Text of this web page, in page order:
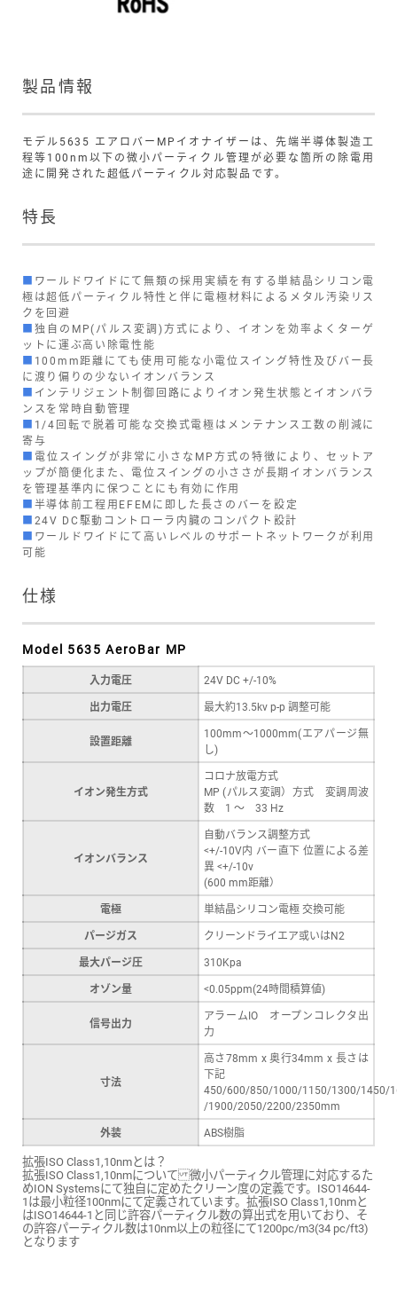
製品情報
モデル5635 エアロバーMPイオナイザーは、先端半導体製造工
程等100nm以下の微小パーティクル管理が必要な箇所の除電用
途に開発された超低パーティクル対応製品です。
特長
■ ワールドワイドにて無類の採用実績を有する単結晶シリコン電
極は超低パーティクル特性と伴に電極材料によるメタル汚染リス
クを回避
■独自のMP(パルス変調)方式により、イオンを効率よくターゲ
ットに運ぶ高い除電性能
■ 100mm距離にても使用可能な小電位スイング特性及びバー長
に渡り偏りの少ないイオンバランス
■ インテリジェント制御回路によりイオン発生状態とイオンバラ
ンスを常時自動管理
■ 1/4回転で脱着可能な交換式電極はメンテナンス工数の削減に
寄与
■ 電位スイングが非常に小さなMP方式の特徴により、セットア
ップが簡便化また、電位スイングの小ささが長期イオンバランス
を管理基準内に保つことにも有効に作用
■半導体前工程用EFEMに即した長さのバーを設定
■24V DC駆動コントローラ内臓のコンパクト設計
■ ワールドワイドにて高いレベルのサポートネットワークが利用
可能
仕様
Model 5635 AeroBar MP
入力電圧
24V DC +/-10%
出力電圧
最大約13.5kv p-p 調整可能
設置距離
100mm～1000mm(エアパージ無
し)
イオン発生方式
コロナ放電方式
MP (パルス変調）方式 変調周波
数 1 ～ 33 Hz
イオンバランス
自動バランス調整方式
<+/-10V内 バー直下 位置による差
異 <+/-10v
(600 mm距離）
電極
単結晶シリコン電極 交換可能
パージガス
クリーンドライエア或いはN2
最大パージ圧
310Kpa
オゾン量
<0.05ppm(24時間積算値)
信号出力
アラームIO オープンコレクタ出
力
寸法
高さ78mm x 奥行34mm x 長さは
下記
450/600/850/1000/1150/1300/1450/
/1900/2050/2200/2350mm
外装
ABS樹脂
拡張ISO Class1,10nmとは？
拡張ISO Class1,10nmについて 微小パーティクル管理に対応するた
めION Systemsにて独自に定めたクリーン度の定義です。ISO14644-
1は最小粒径100nmにて定義されています。拡張ISO Class1,10nmと
はISO14644-1と同じ許容パーティクル数の算出式を用いており、そ
の許容パーティクル数は10nm以上の粒径にて1200pc/m3(34 pc/ft3)
となります